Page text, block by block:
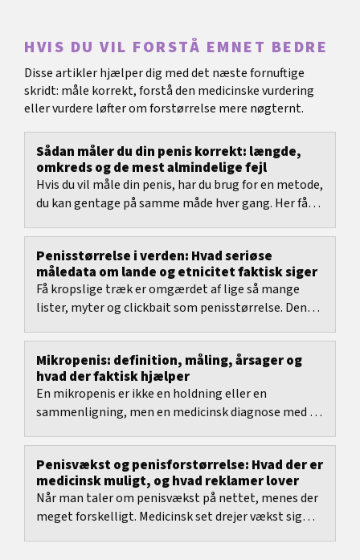
HVIS DU VIL FORSTÅ EMNET BEDRE
Disse artikler hjælper dig med det næste fornuftige
skridt: måle korrekt, forstå den medicinske vurdering
eller vurdere løfter om forstørrelse mere nøgternt.
Sådan måler du din penis korrekt: længde,
omkreds og de mest almindelige fejl
Hvis du vil måle din penis, har du brug for en metode,
du kan gentage på samme måde hver gang. Her får
Penisstørrelse i verden: Hvad seriøse
måledata om lande og etnicitet faktisk siger
Få kropslige træk er omgærdet af lige så mange
lister, myter og clickbait som penisstørrelse. Denne
Mikropenis: definition, måling, årsager og
hvad der faktisk hjælper
En mikropenis er ikke en holdning eller en
sammenligning, men en medicinsk diagnose med en
referenceværdier.
Penisvækst og penisforstørrelse: Hvad der er
medicinsk muligt, og hvad reklamer lover
Når man taler om penisvækst på nettet, menes der
meget forskelligt. Medicinsk set drejer vækst sig